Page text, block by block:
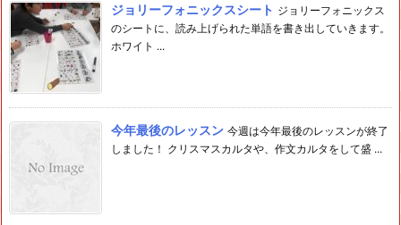
ジョリーフォニックスシート ジョリーフォニックス
のシートに、読み上げられた単語を書き出していきます。
ホワイト ...
今年最後のレッスン 今週は今年最後のレッスンが終了
しました！ クリスマスカルタや、作文カルタをして盛 ...